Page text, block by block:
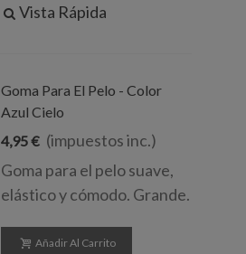
Vista Rápida
Goma Para El Pelo - Color
Azul Cielo
4,95 € (impuestos inc.)
Goma para el pelo suave,
elástico y cómodo. Grande.
Añadir Al Carrito